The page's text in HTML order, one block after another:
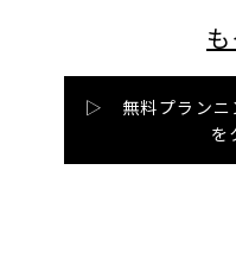
▷ 無料プランニ
を